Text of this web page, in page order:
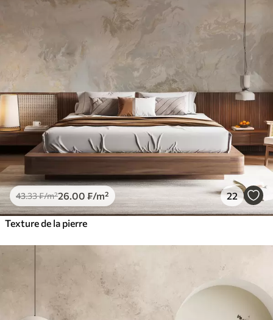
43.33₣/m²26 .00 ₣/m² 22
Texture de la pierre